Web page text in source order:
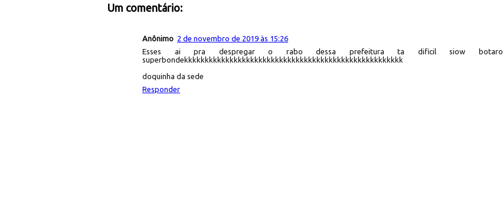
Um comentário:
Anônimo 2 de novembro de 2019 às 15:26
Esses ai pra despregar o rabo dessa prefeitura ta dificil siow botaro
superbondekkkkkkkkkkkkkkkkkkkkkkkkkkkkkkkkkkkkkkkkkkkkkkkkkkkkk
doquinha da sede
Responder